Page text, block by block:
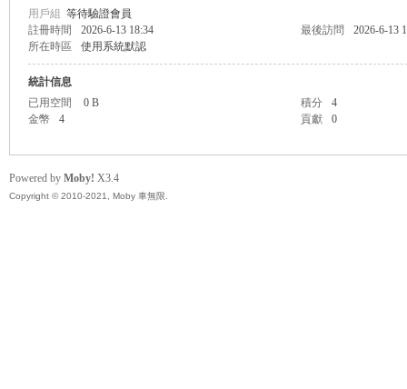
精
用戶組 等待驗證會員
註冊時間
2026-6-13 18:34 最後訪問
2026-6-13
所在時區
使用系統默認
統計信息
已用空間
0 B 積分
4
金幣
4 貢獻 0
Powered by Moby! X3.4
Copyright © 2010-2021, Moby 車無限.